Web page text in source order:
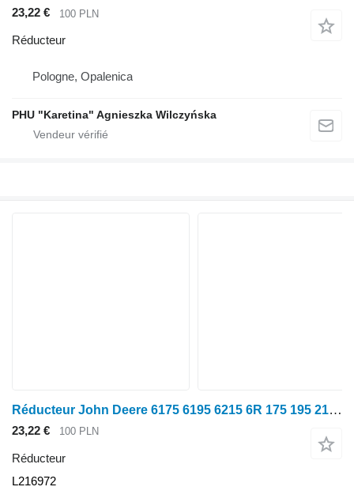
23,22 €
100 PLN
Réducteur
Pologne, Opalenica
PHU "Karetina" Agnieszka Wilczyńska
Réducteur John Deere 6175 6195 6215 6R 175 195 215 Carter de transmission finale Chapeau L216972 pour tracteur à roues John Deere 6175 6195 6215 6R 175 195 215
23,22 € 100 PLN
Réducteur
L216972